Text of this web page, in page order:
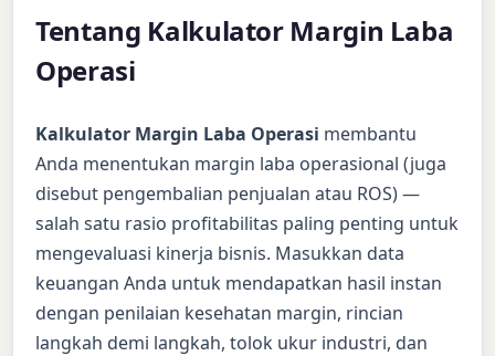
Tentang Kalkulator Margin Laba
Operasi
Kalkulator Margin Laba Operasi membantu
Anda menentukan margin laba operasional (juga
disebut pengembalian penjualan atau ROS) —
salah satu rasio profitabilitas paling penting untuk
mengevaluasi kinerja bisnis. Masukkan data
keuangan Anda untuk mendapatkan hasil instan
dengan penilaian kesehatan margin, rincian
langkah demi langkah, tolok ukur industri, dan